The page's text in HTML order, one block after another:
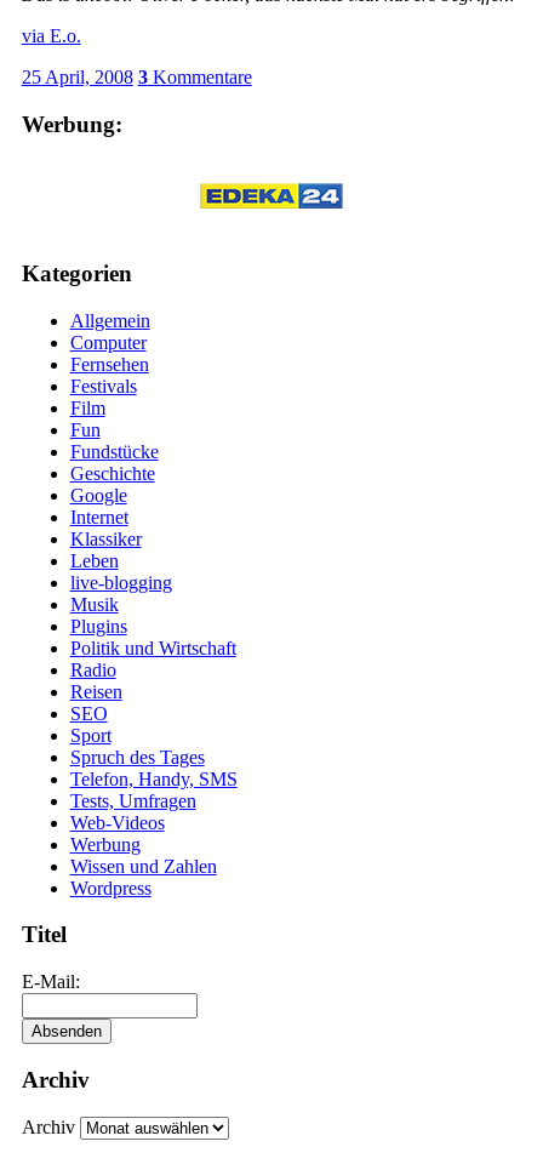
via E.o.
25 April, 2008 3Kommentare
Werbung:
Kategorien
Allgemein
Computer
Fernsehen
Festivals
Film
Fun
Fundstücke
Geschichte
Google
Internet
Klassiker
Leben
live-blogging
Musik
Plugins
Politik und Wirtschaft
Radio
Reisen
SEO
Sport
Spruch des Tages
Telefon, Handy, SMS
Tests, Umfragen
Web-Videos
Werbung
Wissen und Zahlen
Wordpress
Titel
E-Mail:
Archiv
Archiv